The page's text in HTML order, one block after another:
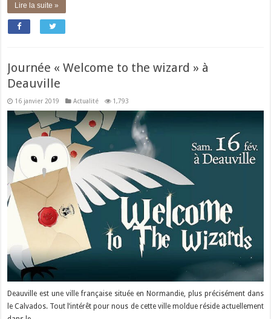
Lire la suite »
Journée « Welcome to the wizard » à
Deauville
16 janvier 2019 Actualité 1,793
Deauville est une ville française située en Normandie, plus précisément dans
le Calvados. Tout l’intérêt pour nous de cette ville moldue réside actuellement